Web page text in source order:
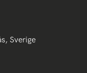
Sverige